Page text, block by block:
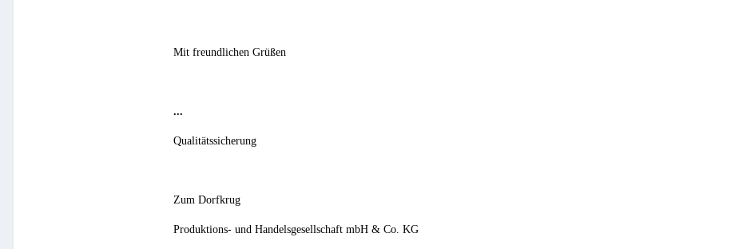
Mit freundlichen Grüßen
...
Qualitätssicherung
Zum Dorfkrug
Produktions- und Handelsgesellschaft mbH & Co. KG